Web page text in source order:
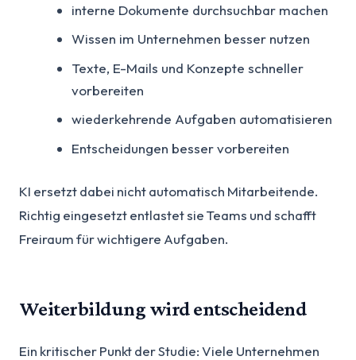
interne Dokumente durchsuchbar machen
Wissen im Unternehmen besser nutzen
Texte, E-Mails und Konzepte schneller
vorbereiten
wiederkehrende Aufgaben automatisieren
Entscheidungen besser vorbereiten
KI ersetzt dabei nicht automatisch Mitarbeitende.
Richtig eingesetzt entlastet sie Teams und schafft
Freiraum für wichtigere Aufgaben.
Weiterbildung wird entscheidend
Ein kritischer Punkt der Studie: Viele Unternehmen